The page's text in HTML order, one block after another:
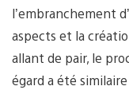
l’embranchement
aspects et la
allant de pair, le
égard a été